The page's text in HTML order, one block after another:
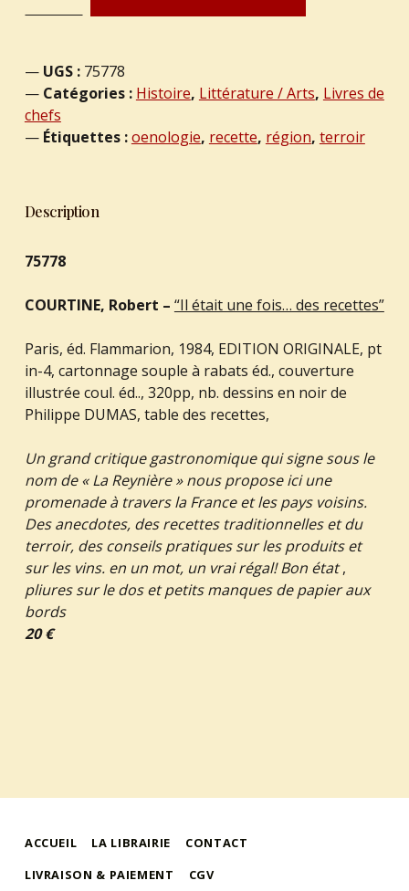
UGS : 75778
Catégories : Histoire, Littérature / Arts, Livres de
chefs
Étiquettes :oenologie, recette, région, terroir
Description
75778
COURTINE, Robert – “Il était une fois… des recettes”
Paris, éd. Flammarion, 1984, EDITION ORIGINALE, pt
in-4, cartonnage souple à rabats éd., couverture
illustrée coul. éd.., 320pp, nb. dessins en noir de
Philippe DUMAS, table des recettes,
Un grand critique gastronomique qui signe sous le
nom de « La Reynière » nous propose ici une
promenade à travers la France et les pays voisins.
Des anecdotes, des recettes traditionnelles et du
terroir, des conseils pratiques sur les produits et
sur les vins. en un mot, un vrai régal! Bon état,
pliures sur le dos et petits manques de papier aux
bords
20 €
ACCUEIL LA LIBRAIRIE
CONTACT
LIVRAISON & PAIEMENT
CGV